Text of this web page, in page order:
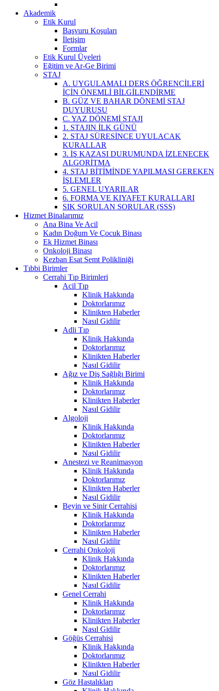
Akademik
Etik Kurul
Başvuru Koşuları
İletişim
Formlar
Etik Kurul Üyeleri
Eğitim ve Ar-Ge Birimi
STAJ
A. UYGULAMALI DERS ÖĞRENCİLERİ
İÇİN ÖNEMLİ BİLGİLENDİRME
B. GÜZ VE BAHAR DÖNEMİ STAJ
DUYURUSU
C. YAZ DÖNEMİ STAJI
1. STAJIN İLK GÜNÜ
2. STAJ SÜRESİNCE UYULACAK
KURALLAR
3. İŞ KAZASI DURUMUNDA İZLENECEK
ALGORİTMA
4. STAJ BİTİMİNDE YAPILMASI GEREKEN
İŞLEMLER
5. GENEL UYARILAR
6. FORMA VE KIYAFET KURALLARI
SIK SORULAN SORULAR (SSS)
Hizmet Binalarımız
Ana Bina Ve Acil
Kadın Doğum Ve Çocuk Binası
Ek Hizmet Binası
Onkoloji Binası
Kezban Esat Semt Polikliniği
Tıbbi Birimler
Cerrahi Tıp Birimleri
Acil Tıp
Klinik Hakkında
Doktorlarımız
Klinikten Haberler
Nasıl Gidilir
Adli Tıp
Klinik Hakkında
Doktorlarımız
Klinikten Haberler
Nasıl Gidilir
Ağız ve Diş Sağlığı Birimi
Klinik Hakkında
Doktorlarımız
Klinikten Haberler
Nasıl Gidilir
Algoloji
Klinik Hakkında
Doktorlarımız
Klinikten Haberler
Nasıl Gidilir
Anestezi ve Reanimasyon
Klinik Hakkında
Doktorlarımız
Klinikten Haberler
Nasıl Gidilir
Beyin ve Sinir Cerrahisi
Klinik Hakkında
Doktorlarımız
Klinikten Haberler
Nasıl Gidilir
Cerrahi Onkoloji
Klinik Hakkında
Doktorlarımız
Klinikten Haberler
Nasıl Gidilir
Genel Cerrahi
Klinik Hakkında
Doktorlarımız
Klinikten Haberler
Nasıl Gidilir
Göğüs Cerrahisi
Klinik Hakkında
Doktorlarımız
Klinikten Haberler
Nasıl Gidilir
Göz Hastalıkları